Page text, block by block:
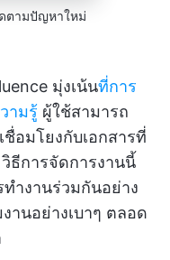
ตามปัญหาใหม่
มุ่งเน้นที่การ
ามรู้ ผู้ใช้สามารถ
อมโยงกับเอกสารที่
ธีการจัดการงานนี้
ำงานร่วมกันอย่าง
านอย่างเบาๆ ตลอด